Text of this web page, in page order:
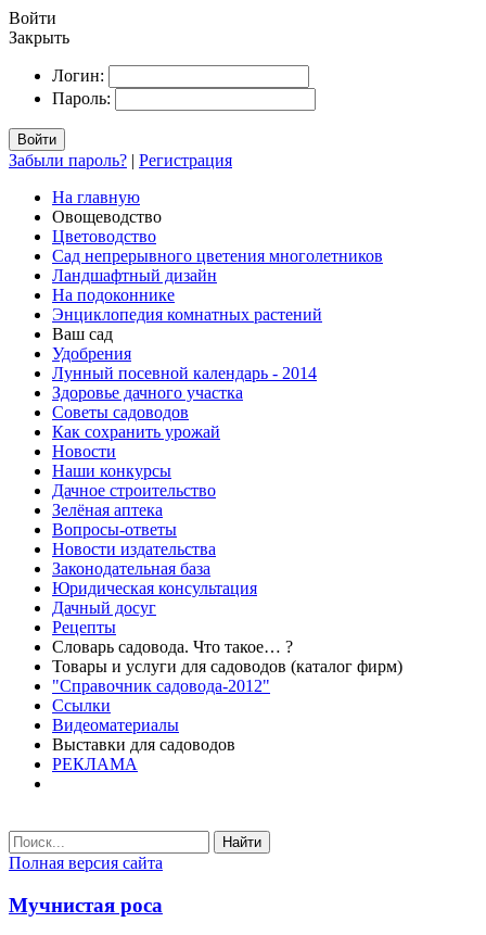
Войти
Закрыть
Логин:
Пароль:
Войти
Забыли пароль? | Регистрация
На главную
Овощеводство
Цветоводство
Сад непрерывного цветения многолетников
Ландшафтный дизайн
На подоконнике
Энциклопедия комнатных растений
Ваш сад
Удобрения
Лунный посевной календарь - 2014
Здоровье дачного участка
Советы садоводов
Как сохранить урожай
Новости
Наши конкурсы
Дачное строительство
Зелёная аптека
Вопросы-ответы
Новости издательства
Законодательная база
Юридическая консультация
Дачный досуг
Рецепты
Словарь садовода. Что такое… ?
Товары и услуги для садоводов (каталог фирм)
"Справочник садовода-2012"
Ссылки
Видеоматериалы
Выставки для садоводов
РЕКЛАМА
Найти
Полная версия сайта
Мучнистая роса